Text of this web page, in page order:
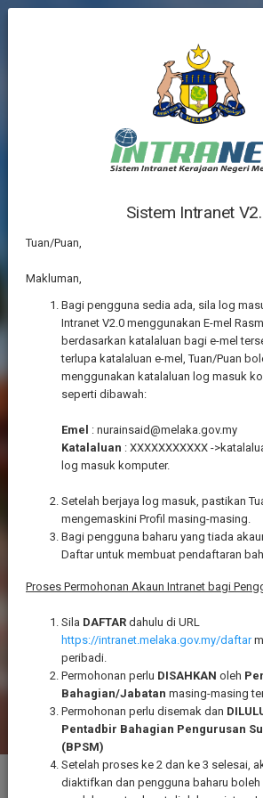
DAFTAR MASUK
Manual Pengguna
Senarai Tempahan Bilik
Sistem Intranet
Tuan/Puan,
Makluman,
Bagi pengguna sedia ada, sila log
Intranet V2.0 menggunakan E-mel
berdasarkan katalaluan bagi e-mel
terlupa katalaluan e-mel, Tuan/Puan
menggunakan katalaluan log masuk
seperti dibawah:
Emel : nurainsaid@melaka.gov.my
Katalaluan : XXXXXXXXXXX -
log masuk komputer.
Setelah berjaya log masuk, pastikan
mengemaskini Profil masing-masing.
Bagi pengguna baharu yang tiada
Daftar untuk membuat pendaftaran
Proses Permohonan Akaun Intranet bagi
Sila DAFTAR dahulu di URL
https://intranet.melaka.gov.my/daftar
peribadi.
Permohonan perlu DISAHKAN oleh
Bahagian/Jabatan masing-masing
Permohonan perlu disemak dan
Pentadbir Bahagian Pengurusan
(BPSM)
Setelah proses ke 2 dan ke 3 selesai,
diaktifkan dan pengguna baharu
Footer